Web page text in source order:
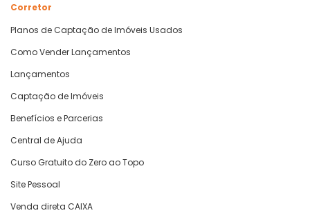
Corretor
Planos de Captação de Imóveis Usados
Como Vender Lançamentos
Lançamentos
Captação de Imóveis
Benefícios e Parcerias
Central de Ajuda
Curso Gratuito do Zero ao Topo
Site Pessoal
Venda direta CAIXA